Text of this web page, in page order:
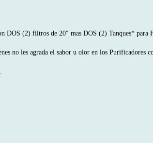
DOS (2) filtros de 20″ mas DOS (2) Tanques*
no les agrada el sabor u olor en los